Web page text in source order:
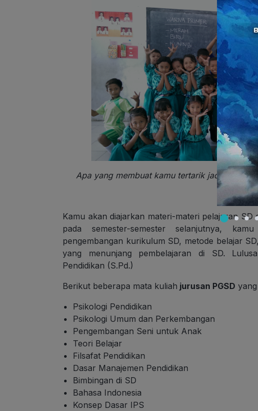
Apa yang membuat kamu tertarik jadi
Kamu akan diajarkan materi-materi pelajaran SD
pada semester-semester selanjutnya,
pengembangan kurikulum SD, metode belajar
yang menunjang pembelajaran di SD.
Pendidikan (S.Pd.)
Berikut beberapa mata kuliah jurusan PGSD
Psikologi Pendidikan
Psikologi Umum dan Perkembangan
Pengembangan Seni untuk Anak
Teori Belajar
Filsafat Pendidikan
Dasar Manajemen Pendidikan
Bimbingan di SD
Bahasa Indonesia
Konsep Dasar IPS